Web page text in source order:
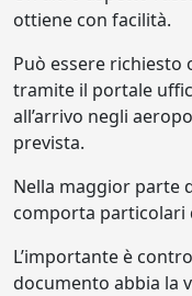
ottiene con facilità.
Può essere richiesto
tramite il portale
all’arrivo negli
prevista.
Nella maggior parte
comporta particolari
L’importante è
documento abbia la